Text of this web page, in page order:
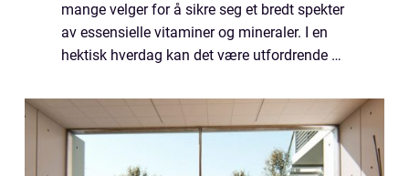
mange velger for å sikre seg et bredt spekter
av essensielle vitaminer og mineraler. I en
hektisk hverdag kan det være utfordrende å
her ...